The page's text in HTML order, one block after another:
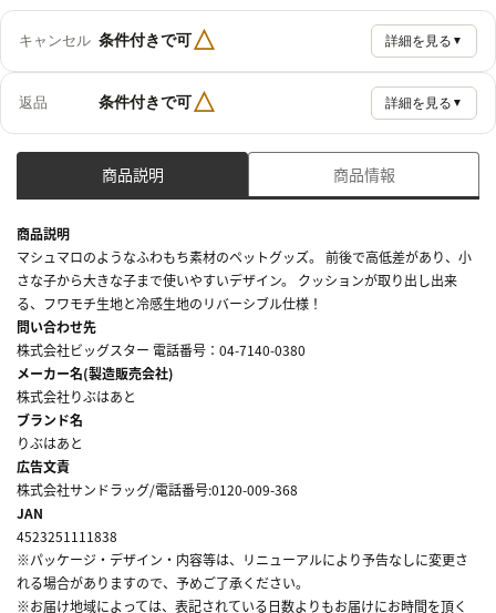
キャンセル 条件付きで可△ 詳細を見る ▼
返品 条件付きで可△ 詳細を見る ▼
商品説明 商品情報
商品説明
マシュマロのようなふわもち素材のペットグッズ。 前後で高低差があり、小
さな子から大きな子まで使いやすいデザイン。 クッションが取り出し出来
る、フワモチ生地と冷感生地のリバーシブル仕様！
問い合わせ先
株式会社ビッグスター 電話番号：04-7140-0380
メーカー名(製造販売会社)
株式会社りぶはあと
ブランド名
りぶはあと
広告文責
株式会社サンドラッグ/電話番号:0120-009-368
JAN
4523251111838
※パッケージ・デザイン・内容等は、リニューアルにより予告なしに変更さ
れる場合がありますので、予めご了承ください。
※お届け地域によっては、表記されている日数よりもお届けにお時間を頂く